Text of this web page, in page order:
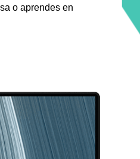
o aprendes en